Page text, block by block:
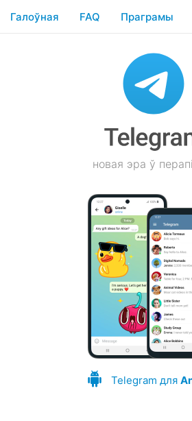
Галоўная FAQ Праграмы
новая эра ў
Telegram для